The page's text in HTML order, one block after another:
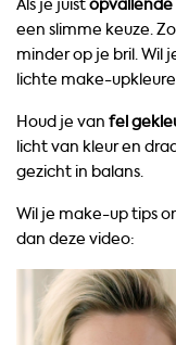
Als je juist
een slimme keuze.
minder op je bril. Wil
lichte make-
Houd je van fel
licht van kleur en
gezicht in balans.
Wil je make-up tips
dan deze video:
Videospeler